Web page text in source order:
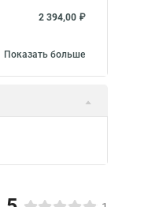
2 394,00 ₽
Показать больше